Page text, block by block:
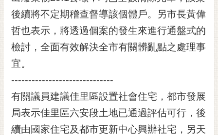
後續將不定期稽查督導該個體戶。另市長黃偉
哲也表示，將透過個案的發生來進行通盤式的
檢討，全面有效解決全市有關髒亂點之處理事
宜。
------------------------------
有關議員建議佳里區設置社會住宅，都市發展
局表示佳里區六安段土地已通過評估可行，後
續由國家住宅及都市更新中心興辦社宅，另天